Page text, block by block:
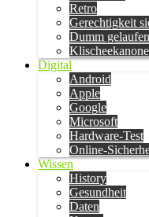
Retro
Gerechtigkeit
Dumm gelaufen
Klischeekanone
Digital
Android
Apple
Google
Microsoft
Hardware-Test
Online-
Wissen
History
Gesundheit
Daten